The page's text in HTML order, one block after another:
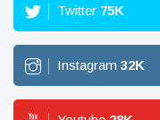
Twitter 75K
Instagram 32K